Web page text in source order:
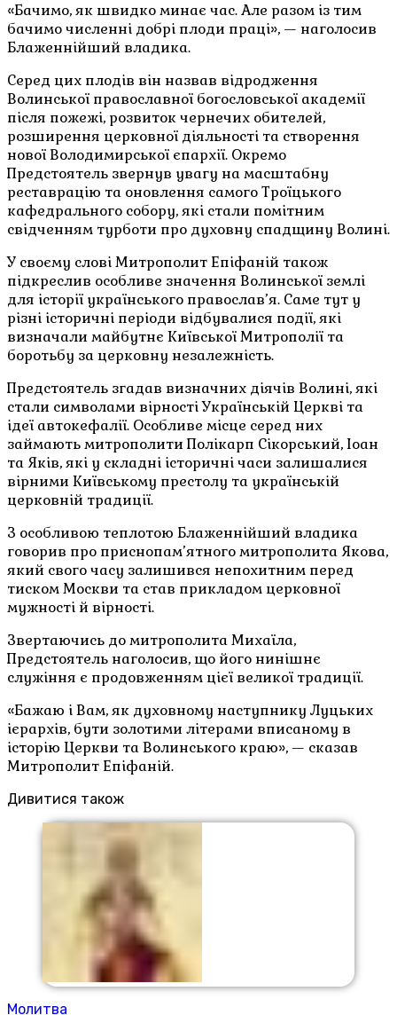
«Бачимо, як швидко минає час. Але разом із тим
бачимо численні добрі плоди праці», — наголосив
Блаженнійший владика.
Серед цих плодів він назвав відродження
Волинської православної богословської академії
після пожежі, розвиток чернечих обителей,
розширення церковної діяльності та створення
нової Володимирської єпархії. Окремо
Предстоятель звернув увагу на масштабну
реставрацію та оновлення самого Троїцького
кафедрального собору, які стали помітним
свідченням турботи про духовну спадщину Волині.
У своєму слові Митрополит Епіфаній також
підкреслив особливе значення Волинської землі
для історії українського православ’я. Саме тут у
різні історичні періоди відбувалися події, які
визначали майбутнє Київської Митрополії та
боротьбу за церковну незалежність.
Предстоятель згадав визначних діячів Волині, які
стали символами вірності Українській Церкві та
ідеї автокефалії. Особливе місце серед них
займають митрополити Полікарп Сікорський, Іоан
та Яків, які у складні історичні часи залишалися
вірними Київському престолу та українській
церковній традиції.
З особливою теплотою Блаженнійший владика
говорив про приснопам’ятного митрополита Якова,
який свого часу залишився непохитним перед
тиском Москви та став прикладом церковної
мужності й вірності.
Звертаючись до митрополита Михаїла,
Предстоятель наголосив, що його нинішнє
служіння є продовженням цієї великої традиції.
«Бажаю і Вам, як духовному наступнику Луцьких
ієрархів, бути золотими літерами вписаному в
історію Церкви та Волинського краю», — сказав
Митрополит Епіфаній.
Дивитися також
Молитва